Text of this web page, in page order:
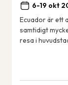
6-19 okt
Ecuador är ett
samtidigt
resa i